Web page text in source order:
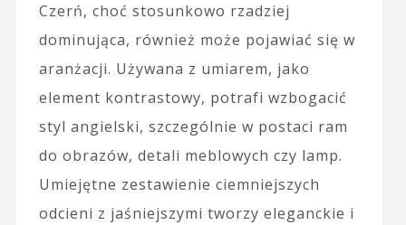
Czerń, choć stosunkowo rzadziej
dominująca, również może pojawiać się w
aranżacji. Używana z umiarem, jako
element kontrastowy, potrafi wzbogacić
styl angielski, szczególnie w postaci ram
do obrazów, detali meblowych czy lamp.
Umiejętne zestawienie ciemniejszych
odcieni z jaśniejszymi tworzy eleganckie i